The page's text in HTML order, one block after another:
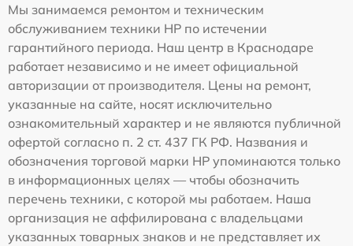
Мы занимаемся ремонтом и техническим
обслуживанием техники HP по истечении
гарантийного периода. Наш центр в Краснодаре
работает независимо и не имеет официальной
авторизации от производителя. Цены на ремонт,
указанные на сайте, носят исключительно
ознакомительный характер и не являются публичной
офертой согласно п. 2 ст. 437 ГК РФ. Названия и
обозначения торговой марки HP упоминаются только
в информационных целях — чтобы обозначить
перечень техники, с которой мы работаем. Наша
организация не аффилирована с владельцами
указанных товарных знаков и не представляет их